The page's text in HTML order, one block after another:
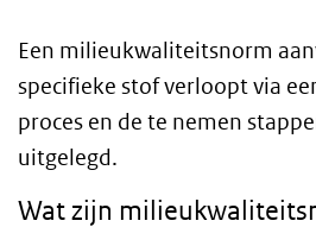
Een milieukwaliteitsnorm
specifieke stof verloopt via
proces en de te nemen
uitgelegd.
Wat zijn